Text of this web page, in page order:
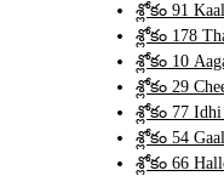
శ్లోకం 91
శ్లోకం 178
శ్లోకం 10
శ్లోకం 29
శ్లోకం 77
శ్లోకం 54
శ్లోకం 66